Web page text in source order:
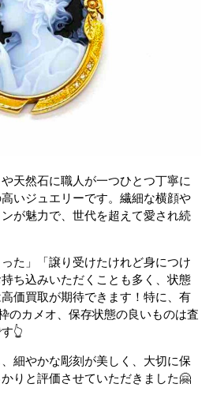
天然石に職人が一つひとつ丁寧に
いジュエリーです。繊細な横顔や
が魅力で、世代を超えて愛され続
った」「譲り受けたけれど身につけ
ち込みいただくことも多く、状態
価買取が期待できます！特に、有
のカメオ、保存状態の良いものは査
👆
細やかな彫刻が美しく、大切に保
りと評価させていただきました🤗